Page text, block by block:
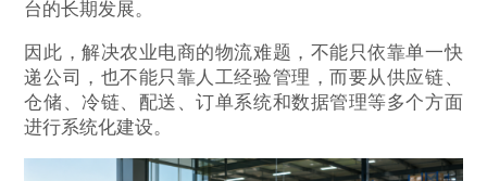
台的长期发展。
因此，解决农业电商的物流难题，不能只依靠单一快
递公司，也不能只靠人工经验管理，而要从供应链、
仓储、冷链、配送、订单系统和数据管理等多个方面
进行系统化建设。